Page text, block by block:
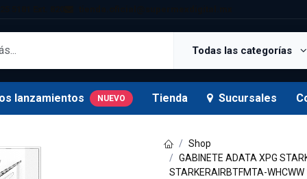
Todas las categorías
lanzamientos NUEVO Tienda Sucursales
Shop
GABINETE ADATA XPG
STARKERAIRBTFMTA-